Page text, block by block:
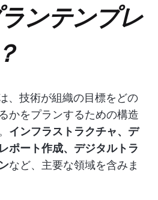
ンテンプレ
、技術が組織の目標をどの
かをプランするための構造
インフラストラクチャ、デ
ポート作成、デジタルトラ
など、主要な領域を含みま